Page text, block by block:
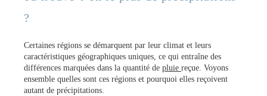
?
Certaines régions se démarquent par leur climat et leurs
caractéristiques géographiques uniques, ce qui entraîne des
différences marquées dans la quantité de pluie reçue. Voyons
ensemble quelles sont ces régions et pourquoi elles reçoivent
autant de précipitations.